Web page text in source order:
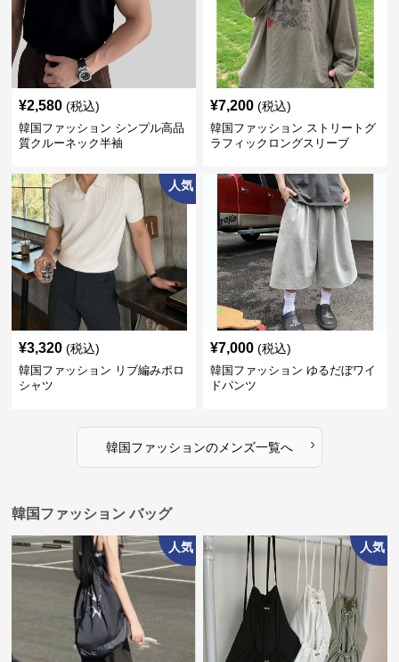
¥2,580 (税込)
韓国ファッション シンプル高品
質クルーネック半袖
¥7,200 (税込)
韓国ファッション ストリートグ
ラフィックロングスリーブ
人気
¥3,320 (税込)
韓国ファッション リブ編みポロ
シャツ
¥7,000 (税込)
韓国ファッション ゆるだぼワイ
ドパンツ
韓国ファッションのメンズ一覧へ ›
韓国ファッション バッグ
人気 人気